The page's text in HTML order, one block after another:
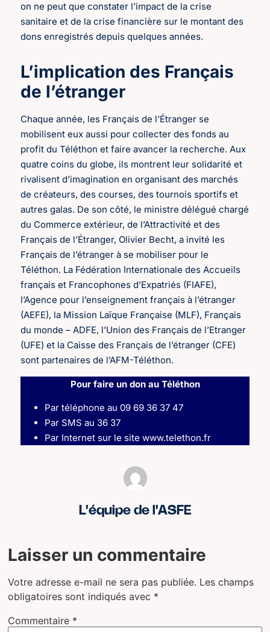
on ne peut que constater l’impact de la crise
sanitaire et de la crise financière sur le montant des
dons enregistrés depuis quelques années.
L’implication des Français
de l’étranger
Chaque année, les Français de l’Étranger se
mobilisent eux aussi pour collecter des fonds au
profit du Téléthon et faire avancer la recherche. Aux
quatre coins du globe, ils montrent leur solidarité et
rivalisent d’imagination en organisant des marchés
de créateurs, des courses, des tournois sportifs et
autres galas. De son côté, le ministre délégué chargé
du Commerce extérieur, de l’Attractivité et des
Français de l’Étranger, Olivier Becht, a invité les
Français de l’étranger à se mobiliser pour le
Téléthon. La Fédération Internationale des Accueils
français et Francophones d’Expatriés (FIAFE),
l’Agence pour l’enseignement français à l’étranger
(AEFE), la Mission Laïque Française (MLF), Français
du monde – ADFE, l’Union des Français de l’Etranger
(UFE) et la Caisse des Français de l’étranger (CFE)
sont partenaires de l’AFM-Téléthon.
Pour faire un don au Téléthon
Par téléphone au 09 69 36 37 47
Par SMS au 36 37
Par Internet sur le site www.telethon.fr
L'équipe de l'ASFE
Laisser un commentaire
Votre adresse e-mail ne sera pas publiée. Les champs
obligatoires sont indiqués avec *
Commentaire *